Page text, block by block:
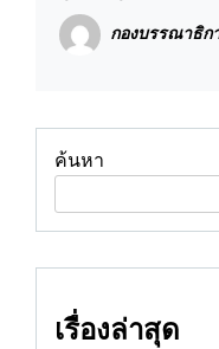
ปราม.สน.เพชรเ
ปืนกร่าง เดินไปมา
กองบรรณาธิก
ค้นหา
เรื่องล่าสุด